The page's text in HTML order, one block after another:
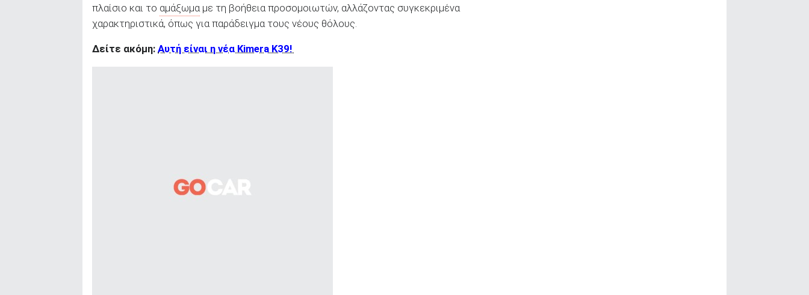
πλαίσιο και το αμάξωμαμε τη βοήθεια προσομοιωτών, αλλάζοντας συγκεκριμένα
χαρακτηριστικά, όπως για παράδειγμα τους νέους θόλους.
Δείτε ακόμη: Αυτή είναι η νέα Kimera K39!